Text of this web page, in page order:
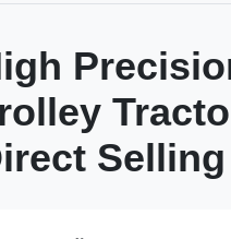
Selling